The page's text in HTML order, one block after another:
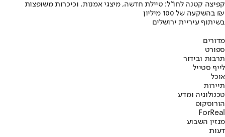
קפיצה קטנה לחו"ל: טיילת חדשה, מיצגי אמנות, וכיכרות משופצות
בהשקעה של 100 מיליון ₪
בשיתוף עיריית ירושלים
מדורים
ספורט
תרבות ובידור
לייף סטייל
אוכל
תיירות
טכנולוגיה ומדע
הורוסקופ
ForReal
מגזין השבוע
דעות